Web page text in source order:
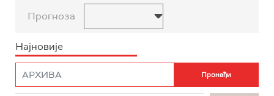
Прогноза
Најновије